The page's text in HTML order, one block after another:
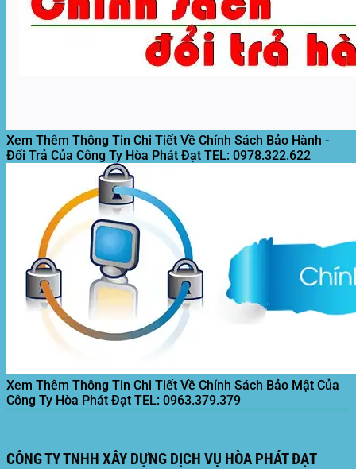
Xem Thêm Thông Tin Chi Tiết Về Chính Sách Bảo Hành -
Đổi Trả Của Công Ty Hòa Phát Đạt TEL: 0978.322.622
Xem Thêm Thông Tin Chi Tiết Về Chính Sách Bảo Mật Của
Công Ty Hòa Phát Đạt TEL: 0963.379.379
CÔNG TY TNHH XÂY DỰNG DỊCH VỤ HÒA PHÁT ĐẠT